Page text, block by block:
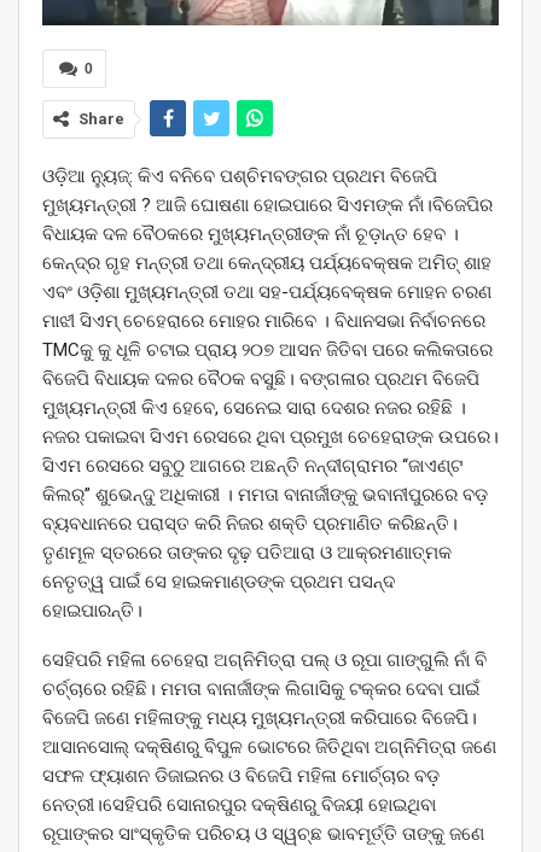
0
Share
ଓଡ଼ିଆ ନ୍ୟୁଜ୍: କିଏ ବନିବେ ପଶ୍ଚିମବଙ୍ଗର ପ୍ରଥମ ବିଜେପି
ମୁଖ୍ୟମନ୍ତ୍ରୀ ? ଆଜି ଘୋଷଣା ହୋଇପାରେ ସିଏମଙ୍କ ନାଁ।ବିଜେପିର
ବିଧାୟକ ଦଳ ବୈଠକରେ ମୁଖ୍ୟମନ୍ତ୍ରୀଙ୍କ ନାଁ ଚୂଡ଼ାନ୍ତ ହେବ ।
କେନ୍ଦ୍ର ଗୃହ ମନ୍ତ୍ରୀ ତଥା କେନ୍ଦ୍ରୀୟ ପର୍ଯ୍ୟବେକ୍ଷକ ଅମିତ୍ ଶାହ
ଏବଂ ଓଡ଼ିଶା ମୁଖ୍ୟମନ୍ତ୍ରୀ ତଥା ସହ-ପର୍ଯ୍ୟବେକ୍ଷକ ମୋହନ ଚରଣ
ମାଝୀ ସିଏମ୍ ଚେହେରାରେ ମୋହର ମାରିବେ । ବିଧାନସଭା ନିର୍ବାଚନରେ
TMCକୁ କୁ ଧୂଳି ଚଟାଇ ପ୍ରାୟ ୨୦୭ ଆସନ ଜିତିବା ପରେ କଲିକତାରେ
ବିଜେପି ବିଧାୟକ ଦଳର ବୈଠକ ବସୁଛି। ବଙ୍ଗଳାର ପ୍ରଥମ ବିଜେପି
ମୁଖ୍ୟମନ୍ତ୍ରୀ କିଏ ହେବେ, ସେନେଇ ସାରା ଦେଶର ନଜର ରହିଛି ।
ନଜର ପକାଇବା ସିଏମ ରେସରେ ଥିବା ପ୍ରମୁଖ ଚେହେରାଙ୍କ ଉପରେ।
ସିଏମ ରେସରେ ସବୁଠୁ ଆଗରେ ଅଛନ୍ତି ନନ୍ଦୀଗ୍ରାମର “ଜାଏଣ୍ଟ
କିଲର୍” ଶୁଭେନ୍ଦୁ ଅଧିକାରୀ । ମମତା ବାନାର୍ଜୀଙ୍କୁ ଭବାନୀପୁରରେ ବଡ଼
ବ୍ୟବଧାନରେ ପରାସ୍ତ କରି ନିଜର ଶକ୍ତି ପ୍ରମାଣିତ କରିଛନ୍ତି।
ତୃଣମୂଳ ସ୍ତରରେ ତାଙ୍କର ଦୃଢ଼ ପତିଆରା ଓ ଆକ୍ରମଣାତ୍ମକ
ନେତୃତ୍ୱ ପାଇଁ ସେ ହାଇକମାଣ୍ଡଙ୍କ ପ୍ରଥମ ପସନ୍ଦ
ହୋଇପାରନ୍ତି।
ସେହିପରି ମହିଳା ଚେହେରା ଅଗ୍ନିମିତ୍ରା ପଲ୍ ଓ ରୂପା ଗାଙ୍ଗୁଲି ନାଁ ବି
ଚର୍ଚ୍ଚାରେ ରହିଛି। ମମତା ବାନାର୍ଜୀଙ୍କ ଲିଗାସିକୁ ଟକ୍କର ଦେବା ପାଇଁ
ବିଜେପି ଜଣେ ମହିଳାଙ୍କୁ ମଧ୍ୟ ମୁଖ୍ୟମନ୍ତ୍ରୀ କରିପାରେ ବିଜେପି।
ଆସାନସୋଲ୍ ଦକ୍ଷିଣରୁ ବିପୁଳ ଭୋଟରେ ଜିତିଥିବା ଅଗ୍ନିମିତ୍ରା ଜଣେ
ସଫଳ ଫ୍ୟାଶନ ଡିଜାଇନର ଓ ବିଜେପି ମହିଳା ମୋର୍ଚ୍ଚାର ବଡ଼
ନେତ୍ରୀ।ସେହିପରି ସୋନାରପୁର ଦକ୍ଷିଣରୁ ବିଜୟୀ ହୋଇଥିବା
ରୂପାଙ୍କର ସାଂସ୍କୃତିକ ପରିଚୟ ଓ ସ୍ୱଚ୍ଛ ଭାବମୂର୍ତ୍ତି ତାଙ୍କୁ ଜଣେ